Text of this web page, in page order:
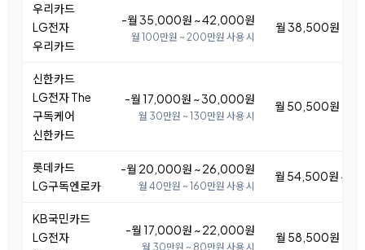
우리카드
LG전자
우리카드
-월 35,000원 ~ 42,000원
월 100만원 ~ 200만원 사용 시
월 38,500원 ~
신한카드
LG전자 The
구독케어
신한카드
-월 17,000원 ~ 30,000원
월 30만원 ~ 130만원 사용 시
월 50,500원 ~
롯데카드
LG구독엔로카
-월 20,000원 ~ 26,000원
월 40만원 ~ 160만원 사용 시
월 54,500원 ~
KB국민카드
LG전자
-월 17,000원 ~ 22,000원
월 30만원 ~ 80만원 사용 시
월 58,500원 ~